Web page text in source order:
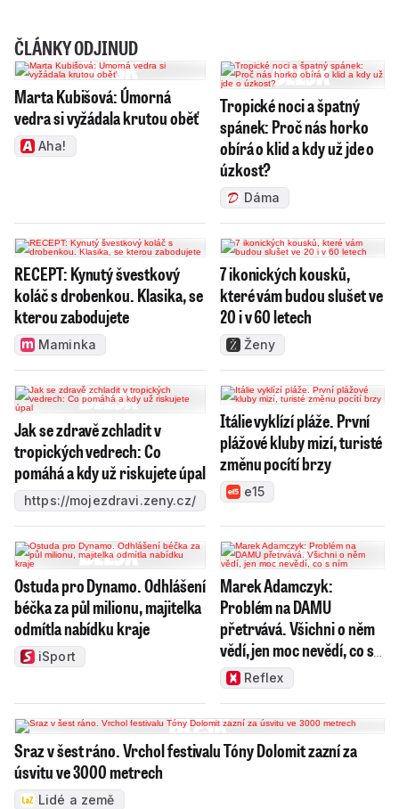
ČLÁNKY ODJINUD
Marta Kubišová: Úmorná
vedra si vyžádala krutou oběť
Aha!
Tropické noci a špatný
spánek: Proč nás horko
obírá o klid a kdy už jde o
úzkost?
Dáma
RECEPT: Kynutý švestkový
koláč s drobenkou. Klasika, se
kterou zabodujete
Maminka
7 ikonických kousků,
které vám budou slušet ve
20 i v 60 letech
Ženy
Jak se zdravě zchladit v
tropických vedrech: Co
pomáhá a kdy už riskujete úpal
https://mojezdravi.zeny.cz/
Itálie vyklízí pláže. První
plážové kluby mizí, turisté
změnu pocítí brzy
e15
Ostuda pro Dynamo. Odhlášení
béčka za půl milionu, majitelka
odmítla nabídku kraje
iSport
Marek Adamczyk:
Problém na DAMU
přetrvává. Všichni o něm
vědí, jen moc nevědí, co s
nímReflex
Sraz v šest ráno. Vrchol festivalu Tóny Dolomit zazní za
úsvitu ve 3000 metrech
Lidé a země